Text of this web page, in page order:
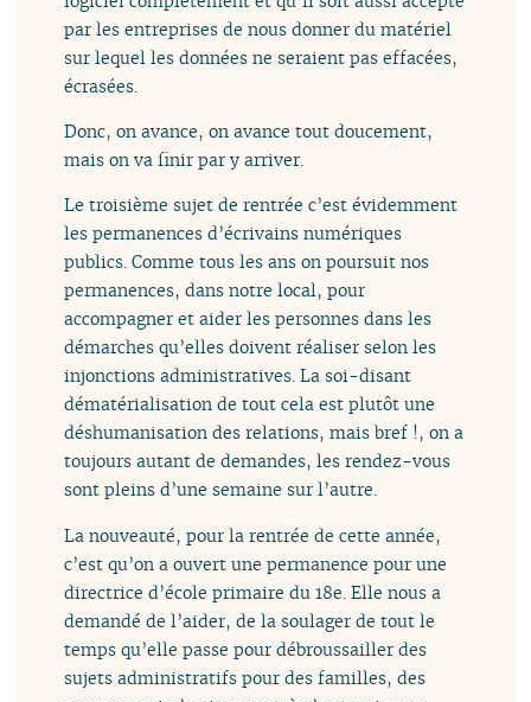
par les entreprises de nous donner du matériel
sur lequel les données ne seraient pas effacées,
écrasées.
Donc, on avance, on avance tout doucement,
mais on va finir par y arriver.
Le troisième sujet de rentrée c’est évidemment
les permanences d’écrivains numériques
publics. Comme tous les ans on poursuit nos
permanences, dans notre local, pour
accompagner et aider les personnes dans les
démarches qu’elles doivent réaliser selon les
injonctions administratives. La soi-disant
dématérialisation de tout cela est plutôt une
déshumanisation des relations, mais bref !, on a
toujours autant de demandes, les rendez-vous
sont pleins d’une semaine sur l’autre.
La nouveauté, pour la rentrée de cette année,
c’est qu’on a ouvert une permanence pour une
directrice d’école primaire du 18e. Elle nous a
demandé de l’aider, de la soulager de tout le
temps qu’elle passe pour débroussailler des
sujets administratifs pour des familles, des